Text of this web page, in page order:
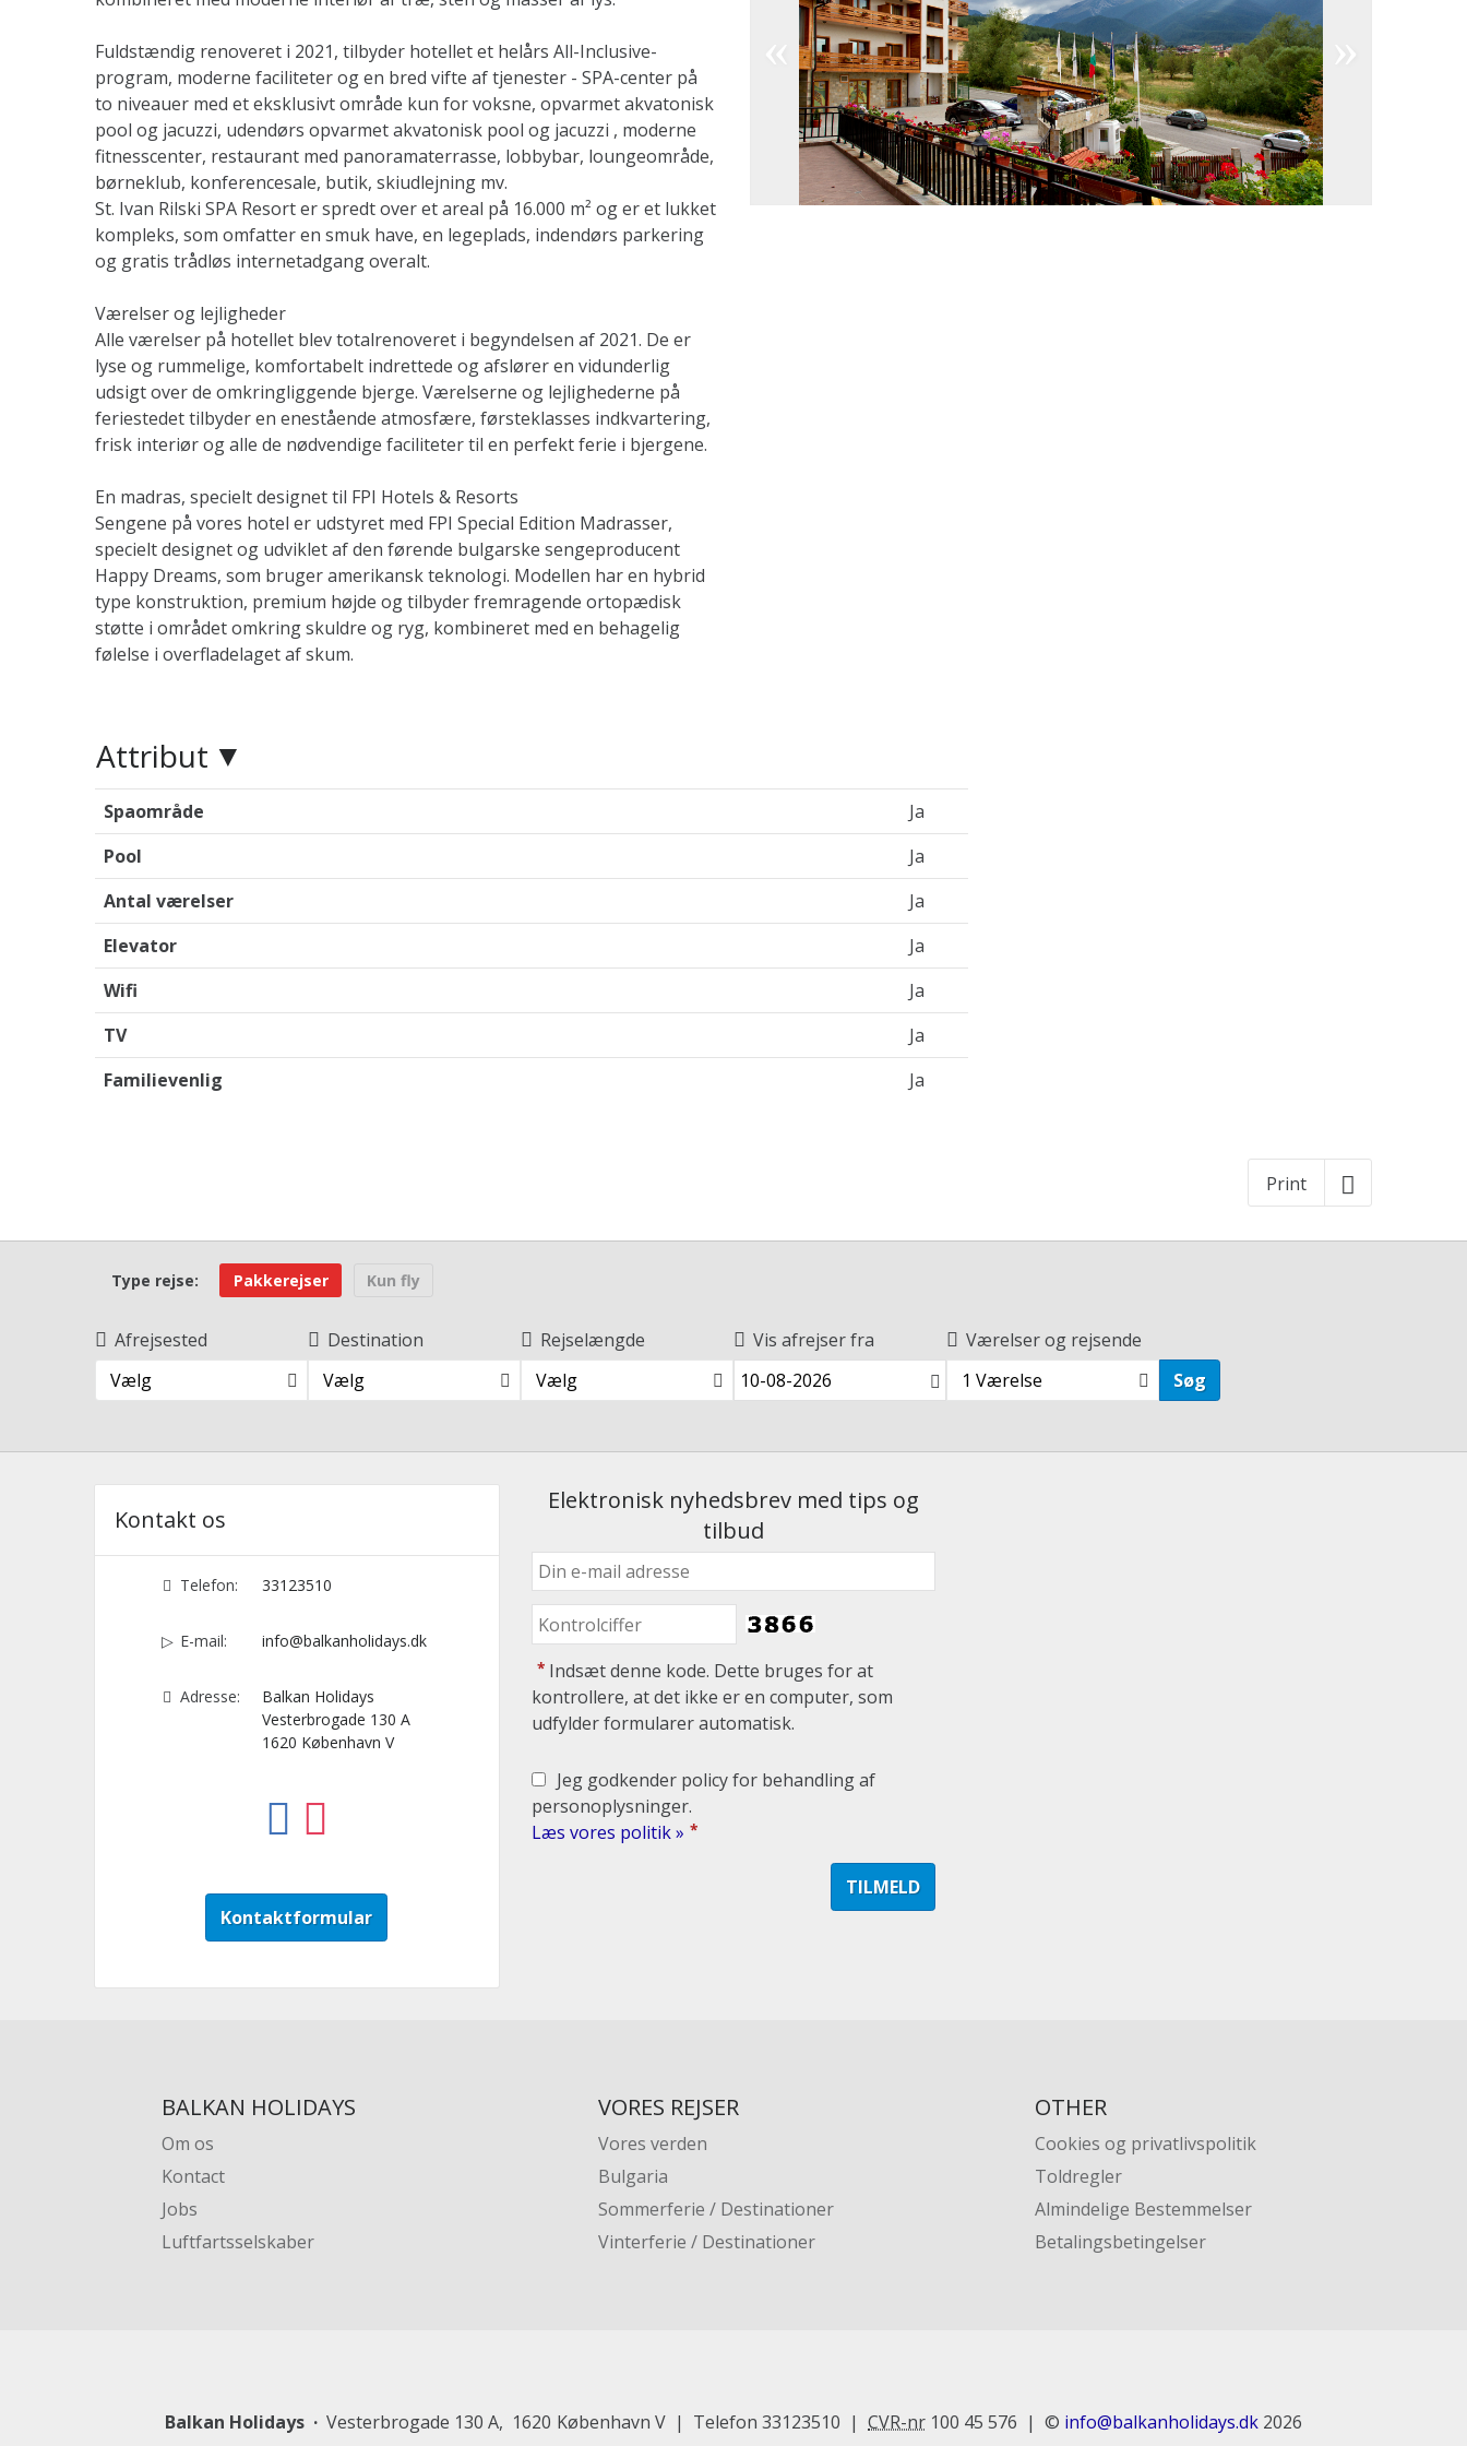
Fuldstændig renoveret i 2021, tilbyder hotellet et helårs All-Inclusive-
program, moderne faciliteter og en bred vifte af tjenester - SPA-center på
to niveauer med et eksklusivt område kun for voksne, opvarmet akvatonisk
pool og jacuzzi, udendørs opvarmet akvatonisk pool og jacuzzi , moderne
fitnesscenter, restaurant med panoramaterrasse, lobbybar, loungeområde,
børneklub, konferencesale, butik, skiudlejning mv.
St. Ivan Rilski SPA Resort er spredt over et areal på 16.000 m² og er et lukket
kompleks, som omfatter en smuk have, en legeplads, indendørs parkering
og gratis trådløs internetadgang overalt.
Værelser og lejligheder
Alle værelser på hotellet blev totalrenoveret i begyndelsen af ​​2021. De er
lyse og rummelige, komfortabelt indrettede og afslører en vidunderlig
udsigt over de omkringliggende bjerge. Værelserne og lejlighederne på
feriestedet tilbyder en enestående atmosfære, førsteklasses indkvartering,
frisk interiør og alle de nødvendige faciliteter til en perfekt ferie i bjergene.
En madras, specielt designet til FPI Hotels & Resorts
Sengene på vores hotel er udstyret med FPI Special Edition Madrasser,
specielt designet og udviklet af den førende bulgarske sengeproducent
Happy Dreams, som bruger amerikansk teknologi. Modellen har en hybrid
type konstruktion, premium højde og tilbyder fremragende ortopædisk
støtte i området omkring skuldre og ryg, kombineret med en behagelig
følelse i overfladelaget af skum.
Attribut
Spaområde
Ja
Pool
Ja
Antal værelser
Ja
Elevator
Ja
Wifi
Ja
TV
Ja
Familievenlig
Ja
Print
Type rejse: Pakkerejser Kun fly
Afrejsested
Vælg
Destination
Vælg
Rejselængde
Vælg
Vis afrejser fra
Værelser og rejsende
1 Værelse
Søg
Kontakt os
Telefon: 33123510
E-mail: info@balkanholidays.dk
Adresse:
Balkan Holidays
Vesterbrogade 130 A
1620 København V
Kontaktformular
Elektronisk nyhedsbrev med tips og
tilbud
* Indsæt denne kode. Dette bruges for at
kontrollere, at det ikke er en computer, som
udfylder formularer automatisk.
Jeg godkender policy for behandling af
personoplysninger.
Læs vores politik » *
BALKAN HOLIDAYS
Om os
Kontact
Jobs
Luftfartsselskaber
VORES REJSER
Vores verden
Bulgaria
Sommerferie / Destinationer
Vinterferie / Destinationer
OTHER
Cookies og privatlivspolitik
Toldregler
Almindelige Bestemmelser
Betalingsbetingelser
Balkan Holidays Vesterbrogade 130 A 1620 København V Telefon33123510 CVR-nr 100 45 576 © info@balkanholidays.dk 2026